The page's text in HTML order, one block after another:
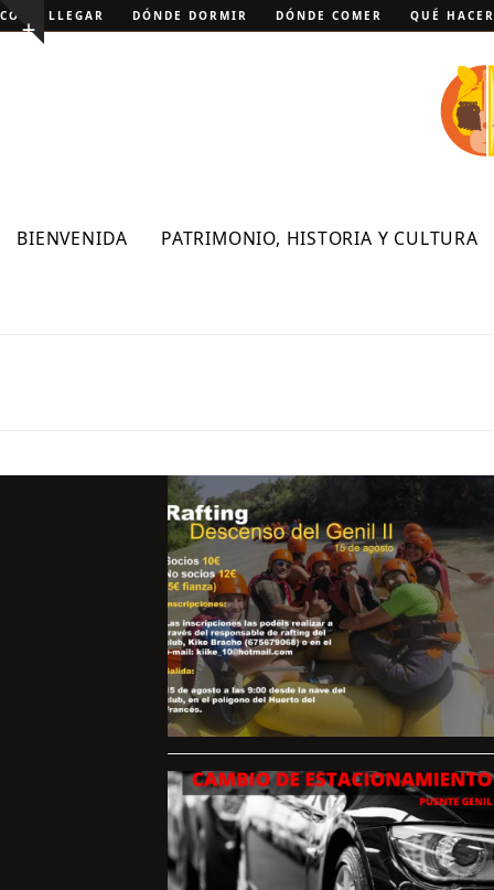
Skip
to Show
CÓMO LLEGAR DÓNDE DORMIR DÓNDE COMER QUÉ HACER
BIENVENIDA PATRIMONIO, HISTORIA Y CULTURA